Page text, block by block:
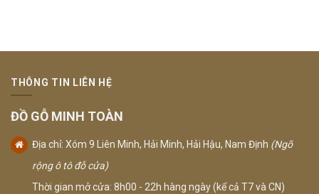
THÔNG TIN LIÊN HỆ
ĐỒ GỖ MINH TOÀN
Địa chỉ: Xóm 9 Liên Minh, Hải Minh, Hải Hậu, Nam Định (Ngõ
rộng ô tô đỗ cửa)
Thời gian mở cửa: 8h00 - 22h hàng ngày (kể cả T7 và CN)